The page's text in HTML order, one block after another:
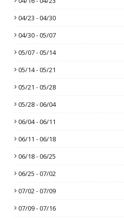
04/23 - 04/30
04/30 - 05/07
05/07 - 05/14
05/14 - 05/21
05/21 - 05/28
05/28 - 06/04
06/04 - 06/11
06/11 - 06/18
06/18 - 06/25
06/25 - 07/02
07/02 - 07/09
07/09 - 07/16